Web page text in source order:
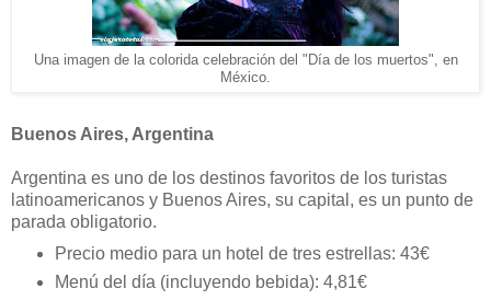
Una imagen de la colorida celebración del "Día de los muertos", en
México.
Buenos Aires, Argentina
Argentina es uno de los destinos favoritos de los turistas
latinoamericanos y Buenos Aires, su capital, es un punto de
parada obligatorio.
Precio medio para un hotel de tres estrellas: 43€
Menú del día (incluyendo bebida): 4,81€